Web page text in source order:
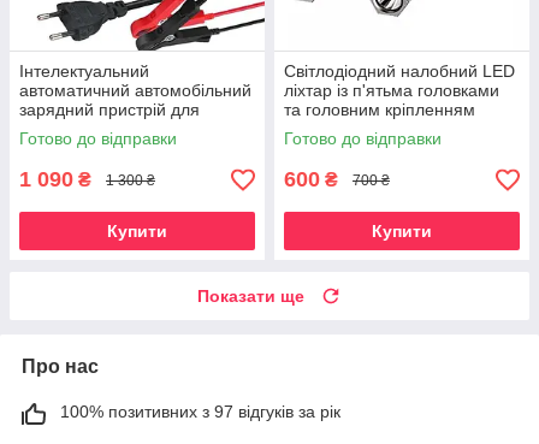
Інтелектуальний
автоматичний автомобільний
зарядний пристрій для
акумуляторів EAFC 12В 6А
RED
Готово до відправки
1 090 ₴ 1 300 ₴
Купити
Світлодіодний налобний LED
ліхтар із п'ятьма головками
та головним кріпленням
Готово до відправки
600 ₴ 700 ₴
Купити
Показати ще
Про нас
100% позитивних з 97 відгуків за рік